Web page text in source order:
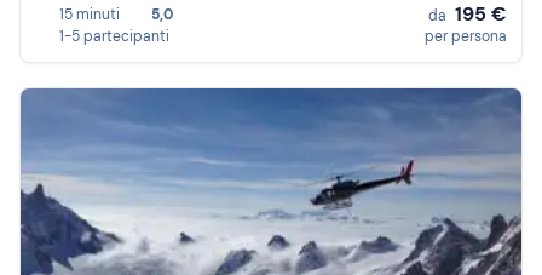
15 minuti
5,0
1-5 partecipanti
da 195 €
per persona